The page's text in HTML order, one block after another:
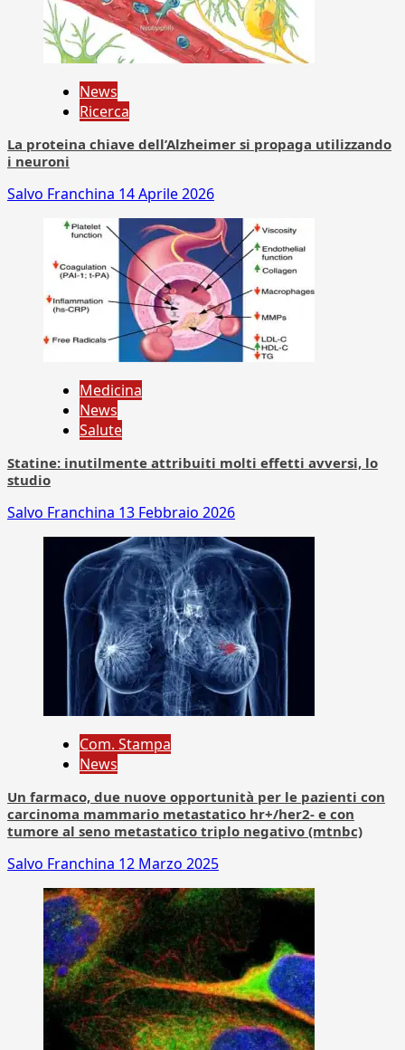
News
Ricerca
La proteina chiave dell’Alzheimer si propaga utilizzando
i neuroni
Salvo Franchina 14 Aprile 2026
Medicina
News
Salute
Statine: inutilmente attribuiti molti effetti avversi, lo
studio
Salvo Franchina 13 Febbraio 2026
Com. Stampa
News
Un farmaco, due nuove opportunità per le pazienti con
carcinoma mammario metastatico hr+/her2- e con
tumore al seno metastatico triplo negativo (mtnbc)
Salvo Franchina 12 Marzo 2025